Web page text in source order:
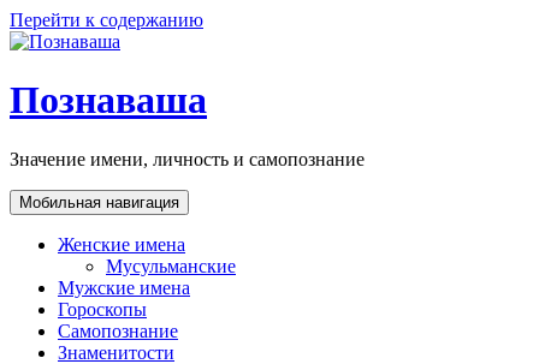
Перейти к содержанию
Познаваша
Значение имени, личность и самопознание
Мобильная навигация
Женские имена
Мусульманские
Мужские имена
Гороскопы
Самопознание
Знаменитости